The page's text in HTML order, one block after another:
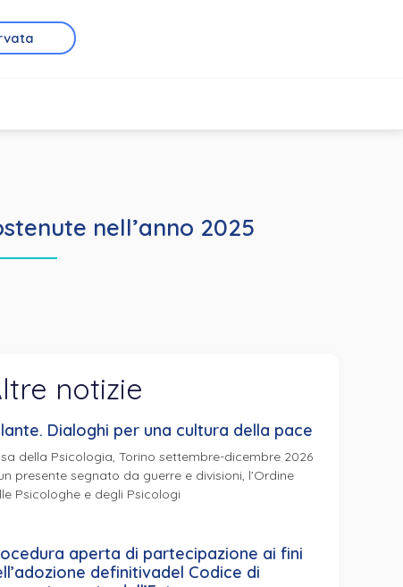
nell’anno 2025
notizie
Dialoghi per una cultura della pace
della Psicologia, Torino settembre-dicembre 2026
presente segnato da guerre e divisioni, l’Ordine
Psicologhe e degli Psicologi
aperta di partecipazione ai fini
definitivadel Codice di